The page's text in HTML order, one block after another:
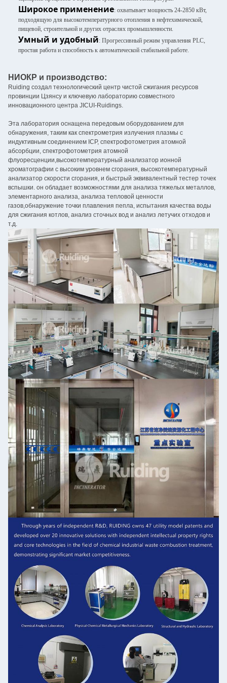
Широкое применение: охватывает мощность 24-2850 кВт,
подходящую для высокотемпературного отопления в нефтехимической,
пищевой, строительной и других отраслях промышленности.
Умный и удобный: Прогрессивный режим управления PLC,
простая работа и способность к автоматической стабильной работе.
НИОКР и производство:
Ruiding создал технологический центр чистой сжигания ресурсов
провинции Цзянсу и ключевую лабораторию совместного
инновационного центра JICUI-Ruidings.
Эта лаборатория оснащена передовым оборудованием для
обнаружения, таким как спектрометрия излучения плазмы с
индуктивным соединением ICP, спектрофотометрия атомной
абсорбции, спектрофотометрия атомной
флуоресценции,высокотемпературный анализатор ионной
хроматографии с высоким уровнем сгорания, высокотемпературный
анализатор скорости сгорания, и быстрый эквивалентный тестер точек
вспышки. он обладает возможностями для анализа тяжелых металлов,
элементарного анализа, анализа тепловой ценности
газов,обнаружение точки плавления пепла, испытания качества воды
для сжигания котлов, анализ сточных вод и анализ летучих отходов и
т.д.